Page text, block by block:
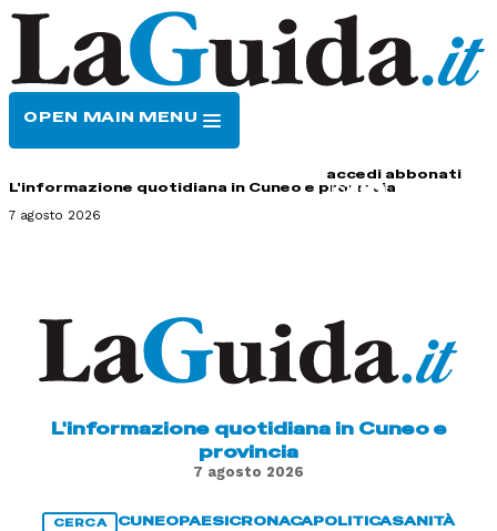
OPEN MAIN MENU
accedi abbonati
L'informazione quotidiana in Cuneo e provincia
7 agosto 2026
L'informazione quotidiana in Cuneo e
provincia
7 agosto 2026
CERCA CUNEOPAESICRONACAPOLITICASANITÀ